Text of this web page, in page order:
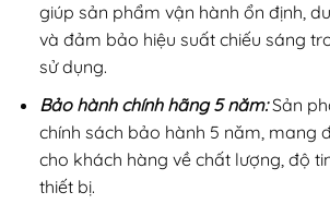
giúp sản phẩm vận hành ổn định,
và đảm bảo hiệu suất chiếu sáng
sử dụng.
Bảo hành chính hãng 5 năm:Sản
chính sách bảo hành 5 năm, mang
cho khách hàng về chất lượng, độ
thiết bị.